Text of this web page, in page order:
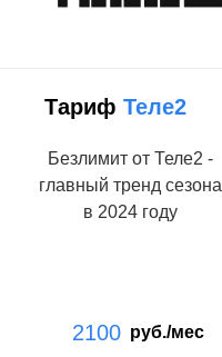
Тариф Теле2
Безлимит от Теле2 -
главный тренд сезона
в 2024 году
2100 руб./мес